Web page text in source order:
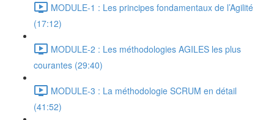
MODULE-1 : Les principes fondamentaux de l’Agilité
(17:12)
MODULE-2 : Les méthodologies AGILES les plus
courantes (29:40)
MODULE-3 : La méthodologie SCRUM en détail
(41:52)